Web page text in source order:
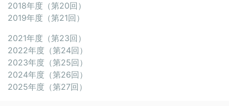
2018年度（第20回）
2019年度（第21回）
2021年度（第23回）
2022年度（第24回）
2023年度（第25回）
2024年度（第26回）
2025年度（第27回）